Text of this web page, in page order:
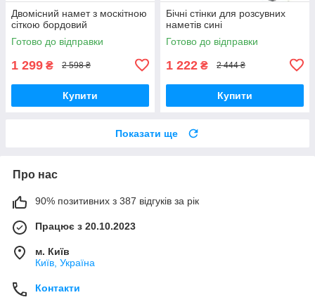
Двомісний намет з москітною
сіткою бордовий
Готово до відправки
1 299 ₴ 2 598 ₴
Купити
Бічні стінки для розсувних
наметів сині
Готово до відправки
1 222 ₴ 2 444 ₴
Купити
Показати ще
Про нас
90% позитивних з 387 відгуків за рік
Працює з 20.10.2023
м. Київ
Київ, Україна
Контакти